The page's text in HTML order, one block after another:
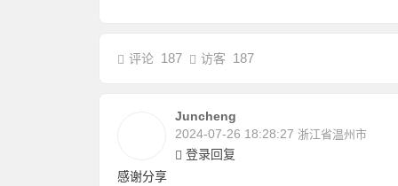
评论 187 访客 187
Juncheng
2024-07-26 18:28:27 浙江省温州市
登录回复
感谢分享